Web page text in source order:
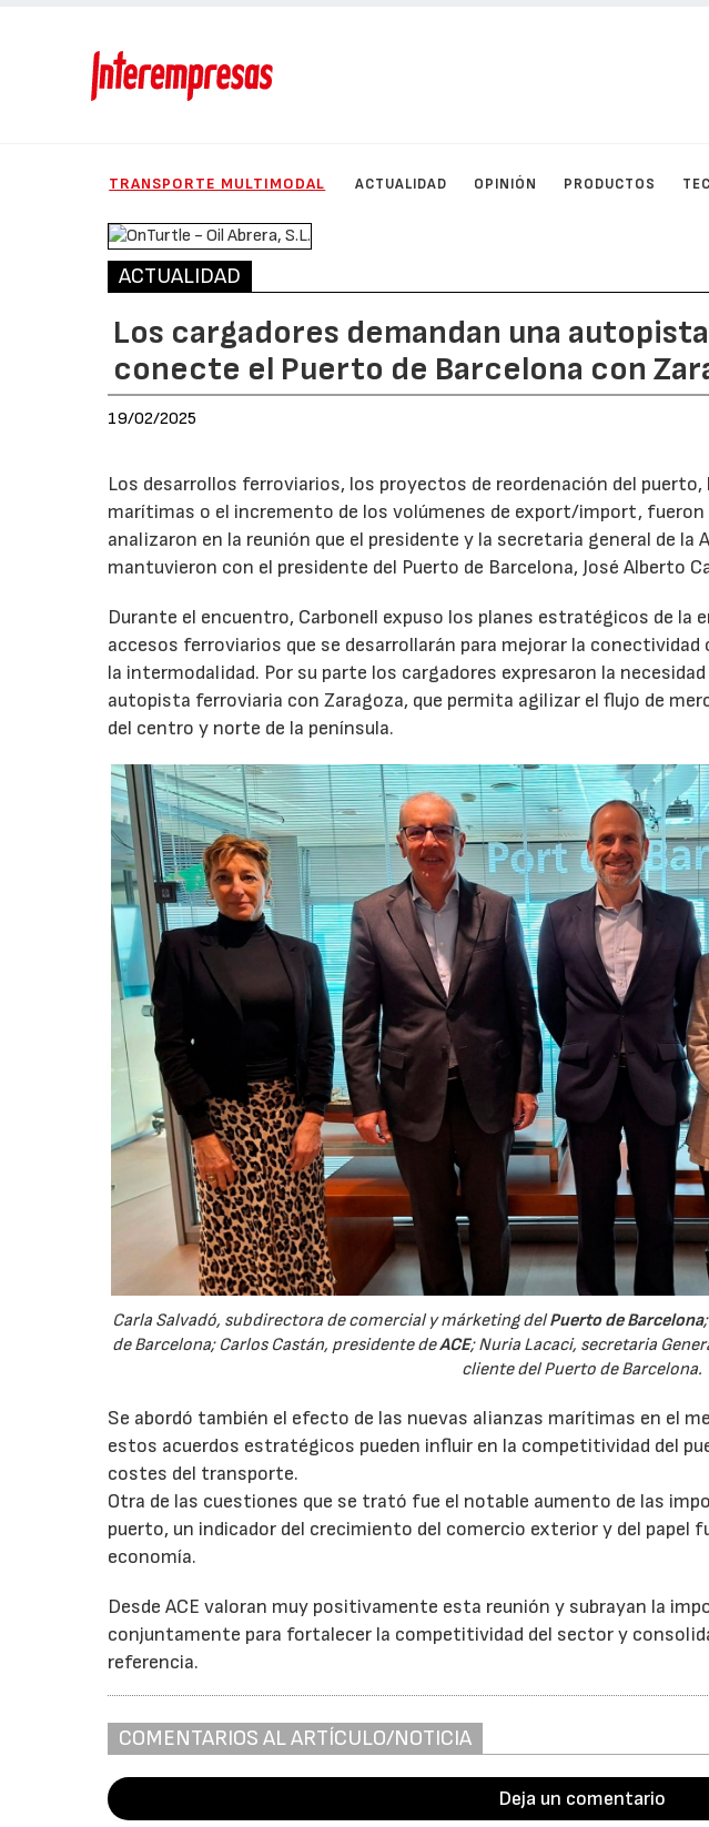
TRANSPORTE MULTIMODAL ACTUALIDAD OPINIÓN PRODUCTOS
ACTUALIDAD
Los cargadores demandan una
conecte el Puerto de Barcelona con
19/02/2025
Los desarrollos ferroviarios, los proyectos de reordenación del
marítimas o el incremento de los volúmenes de export/import, fueron
analizaron en la reunión que el presidente y la secretaria general de la
mantuvieron con el presidente del Puerto de Barcelona, José Alberto
Durante el encuentro, Carbonell expuso los planes estratégicos de la
accesos ferroviarios que se desarrollarán para mejorar la
la intermodalidad. Por su parte los cargadores expresaron la
autopista ferroviaria con Zaragoza, que permita agilizar el flujo de
del centro y norte de la península.
Carla Salvadó, subdirectora de comercial y márketing delPuerto de Barcelona
de Barcelona; Carlos Castán, presidente deACE; Nuria Lacaci, secretaria
cliente del Puerto de Barcelona.
Se abordó también el efecto de las nuevas alianzas marítimas en el
estos acuerdos estratégicos pueden influir en la competitividad del
costes del transporte.
Otra de las cuestiones que se trató fue el notable aumento de las
puerto, un indicador del crecimiento del comercio exterior y del
economía.
Desde ACE valoran muy positivamente esta reunión y subrayan la
conjuntamente para fortalecer la competitividad del sector y
referencia.
COMENTARIOS AL ARTÍCULO/NOTICIA
Deja un comentario
23/07/2026